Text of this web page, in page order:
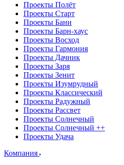
Проекты Полёт
Проекты Старт
Проекты Бани
Проекты Барн-хаус
Проекты Восход
Проекты Гармония
Проекты Дачник
Проекты Заря
Проекты Зенит
Проекты Изумрудный
Проекты Классический
Проекты Радужный
Проекты Рассвет
Проекты Солнечный
Проекты Солнечный ++
Проекты Удача
Компания